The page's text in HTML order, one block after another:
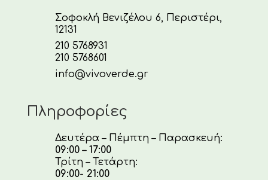
Σοφοκλή Βενιζέλου 6, Περιστέρι,
12131
210 5768931
210 5768601
info@vivoverde.gr
Πληροφορίες
Δευτέρα – Πέμπτη – Παρασκευή:
09:00 – 17:00
Τρίτη – Τετάρτη:
09:00- 21:00